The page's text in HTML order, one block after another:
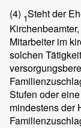
(4) 1Steht der
Mitarbeiter im
solchen
Stufen oder
mindestens der